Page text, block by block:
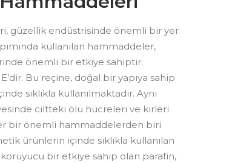
güzellik endüstrisinde önemli bir yer
kullanılan hammaddeler,
önemli bir etkiye sahiptir.
Bu reçine, doğal bir yapıya sahip
sıklıkla kullanılmaktadır. Aynı
ciltteki ölü hücreleri ve kirleri
bir önemli hammaddelerden biri
ürünlerin içinde sıklıkla kullanılan
bir etkiye sahip olan parafin,